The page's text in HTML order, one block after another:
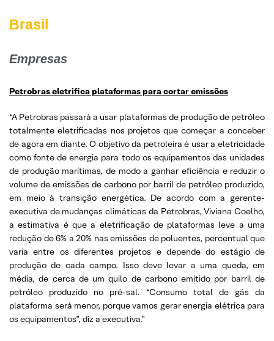
Brasil
Empresas
Petrobras eletrifica plataformas para cortar emissões
“A Petrobras passará a usar plataformas de produção de petróleo
totalmente eletrificadas nos projetos que começar a conceber
de agora em diante. O objetivo da petroleira é usar a eletricidade
como fonte de energia para todo os equipamentos das unidades
de produção marítimas, de modo a ganhar eficiência e reduzir o
volume de emissões de carbono por barril de petróleo produzido,
em meio à transição energética. De acordo com a gerente-
executiva de mudanças climáticas da Petrobras, Viviana Coelho,
a estimativa é que a eletrificação de plataformas leve a uma
redução de 6% a 20% nas emissões de poluentes, percentual que
varia entre os diferentes projetos e depende do estágio de
produção de cada campo. Isso deve levar a uma queda, em
média, de cerca de um quilo de carbono emitido por barril de
petróleo produzido no pré-sal. “Consumo total de gás da
plataforma será menor, porque vamos gerar energia elétrica para
os equipamentos”, diz a executiva.”